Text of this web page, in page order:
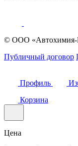
© ООО «Автохимия-
Публичный договор
Профиль
Корзина
Цена